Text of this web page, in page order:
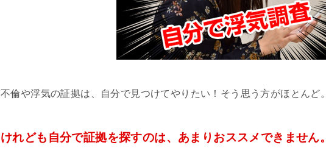
不倫や浮気の証拠は、自分で見つけてやりたい！そう思う方がほとんど。
けれども自分で証拠を探すのは、あまりおススメできません。